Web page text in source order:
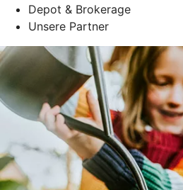
Depot & Brokerage
Unsere Partner